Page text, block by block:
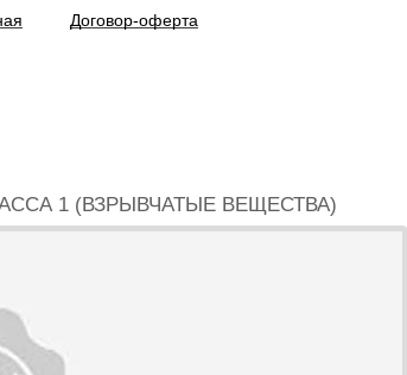
Договор-оферта
1 (ВЗРЫВЧАТЫЕ ВЕЩЕСТВА)